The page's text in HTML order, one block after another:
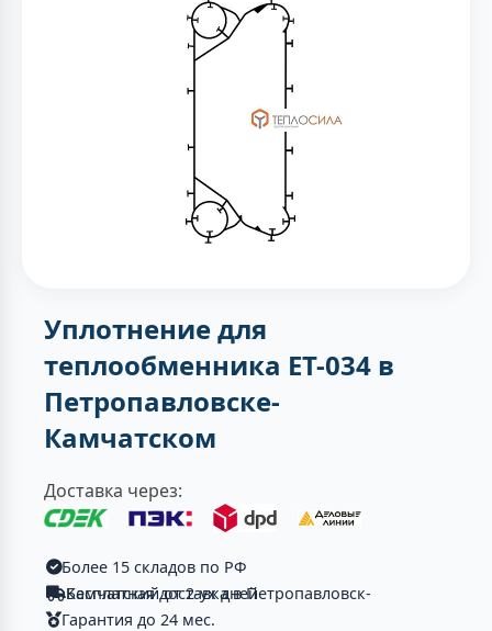
Уплотнение для
теплообменника ЕТ-034 в
Петропавловске-
Камчатском
Доставка через:
Более 15 складов по РФ
Бесплатная доставка в Петропавловск-Камчатский от 2-ух дней
Гарантия до 24 мес.